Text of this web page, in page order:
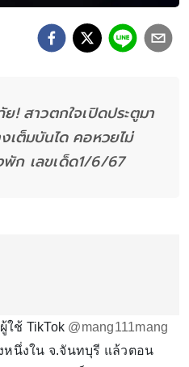
! สาวตกใจเปิดประตูมา
เต็มบันได คอหวยไม่
ก เลขเด็ด1/6/67
ใช้ TikTok @mang111mang
หนึ่งใน จ.จันทบุรี แล้วตอน